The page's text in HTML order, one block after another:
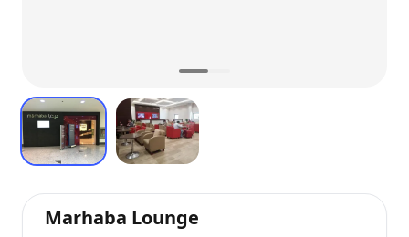
Marhaba Lounge Al Maktoum